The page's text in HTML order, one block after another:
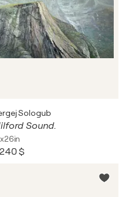
Sologub
Sound.
$